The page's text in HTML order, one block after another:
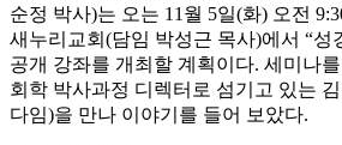
순정 박사)는 오는 11월 5일(화) 오전
새누리교회(담임 박성근 목사)에서 “성
공개 강좌를 개최할 계획이다. 세미나
회학 박사과정 디렉터로 섬기고 있는
다임)을 만나 이야기를 들어 보았다.